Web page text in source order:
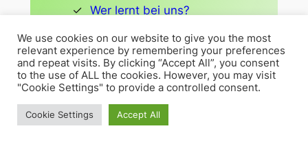
Wer lernt bei uns?
Abiturvorbereitung Hagen
LRS Lese-Rechtschreib-
Schwäche
Bildungsgutschein
We use cookies on our website to give you the most
relevant experience by remembering your preferences
and repeat visits. By clicking “Accept All”, you consent
to the use of ALL the cookies. However, you may visit
"Cookie Settings" to provide a controlled consent.
Cookie Settings Accept All